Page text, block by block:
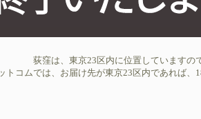
荻窪は、東京23区内に位置していますの
トコムでは、お届け先が東京23区内であれば、